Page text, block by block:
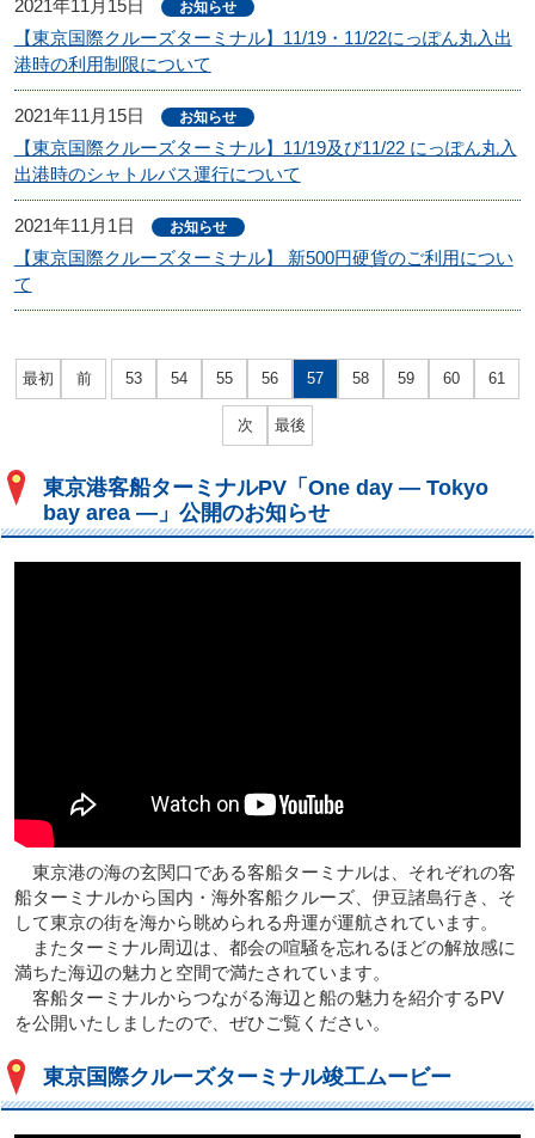
2021年11月15日 お知らせ
【東京国際クルーズターミナル】11/19・11/22にっぽん丸入出
港時の利用制限について
2021年11月15日 お知らせ
【東京国際クルーズターミナル】11/19及び11/22 にっぽん丸入
出港時のシャトルバス運行について
2021年11月1日 お知らせ
【東京国際クルーズターミナル】 新500円硬貨のご利用につい
て
最初 前 53 54 55 56 57 58 59 60 61
次 最後
東京港客船ターミナルPV「One day ― Tokyo
bay area ―」公開のお知らせ
東京港の海の玄関口である客船ターミナルは、それぞれの客
船ターミナルから国内・海外客船クルーズ、伊豆諸島行き、そ
して東京の街を海から眺められる舟運が運航されています。
またターミナル周辺は、都会の喧騒を忘れるほどの解放感に
満ちた海辺の魅力と空間で満たされています。
客船ターミナルからつながる海辺と船の魅力を紹介するPV
を公開いたしましたので、ぜひご覧ください。
東京国際クルーズターミナル竣工ムービー